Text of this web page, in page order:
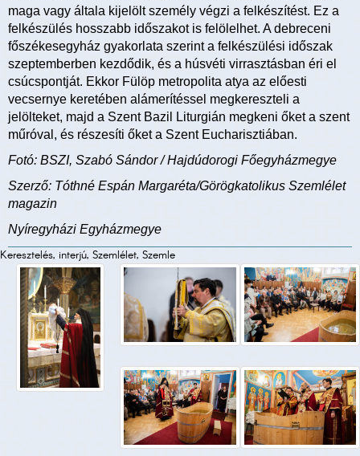
maga vagy általa kijelölt személy végzi a felkészítést. Ez a
felkészülés hosszabb időszakot is felölelhet. A debreceni
főszékesegyház gyakorlata szerint a felkészülési időszak
szeptemberben kezdődik, és a húsvéti virrasztásban éri el
csúcspontját. Ekkor Fülöp metropolita atya az előesti
vecsernye keretében alámerítéssel megkereszteli a
jelölteket, majd a Szent Bazil Liturgián megkeni őket a szent
műróval, és részesíti őket a Szent Eucharisztiában.
Fotó: BSZI, Szabó Sándor / Hajdúdorogi Főegyházmegye
Szerző: Tóthné Espán Margaréta/Görögkatolikus Szemlélet
magazin
Nyíregyházi Egyházmegye
Keresztelés, interjú, Szemlélet, Szemle